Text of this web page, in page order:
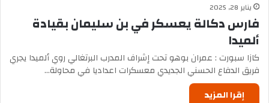
يناير 28, 2025
فارس دكالة يعسكر في بن سليمان بقيادة
ألميدا
كازا سبورت : عمران بوهو تحت إشراف المدرب البرتغالي روي ألميدا يجري
فريق الدفاع الحسني الجديدي معسكرات اعداديا في محاولة…
إقرا المزيد